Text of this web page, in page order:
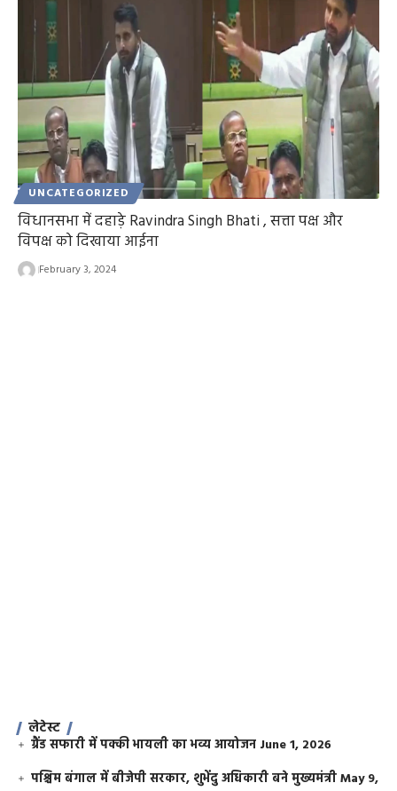
UNCATEGORIZED
विधानसभा में दहाड़े Ravindra Singh Bhati , सत्ता पक्ष और
विपक्ष को दिखाया आईना
February 3, 2024
लेटेस्ट
ग्रैंड सफारी में पक्की भायली का भव्य आयोजन June 1, 2026
पश्चिम बंगाल में बीजेपी सरकार, शुभेंदु अधिकारी बने मुख्यमंत्रीMay 9,